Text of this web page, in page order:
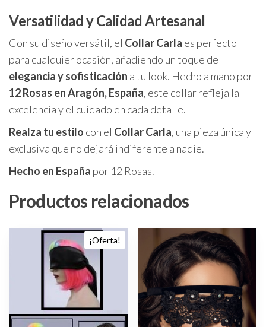
Versatilidad y Calidad Artesanal
Con su diseño versátil, el Collar Carla es perfecto
para cualquier ocasión, añadiendo un toque de
elegancia y sofisticación a tu look. Hecho a mano por
12 Rosas en Aragón, España, este collar refleja la
excelencia y el cuidado en cada detalle.
Realza tu estilo con el Collar Carla, una pieza única y
exclusiva que no dejará indiferente a nadie.
Hecho en España por 12 Rosas.
Productos relacionados
¡Oferta!
opciones